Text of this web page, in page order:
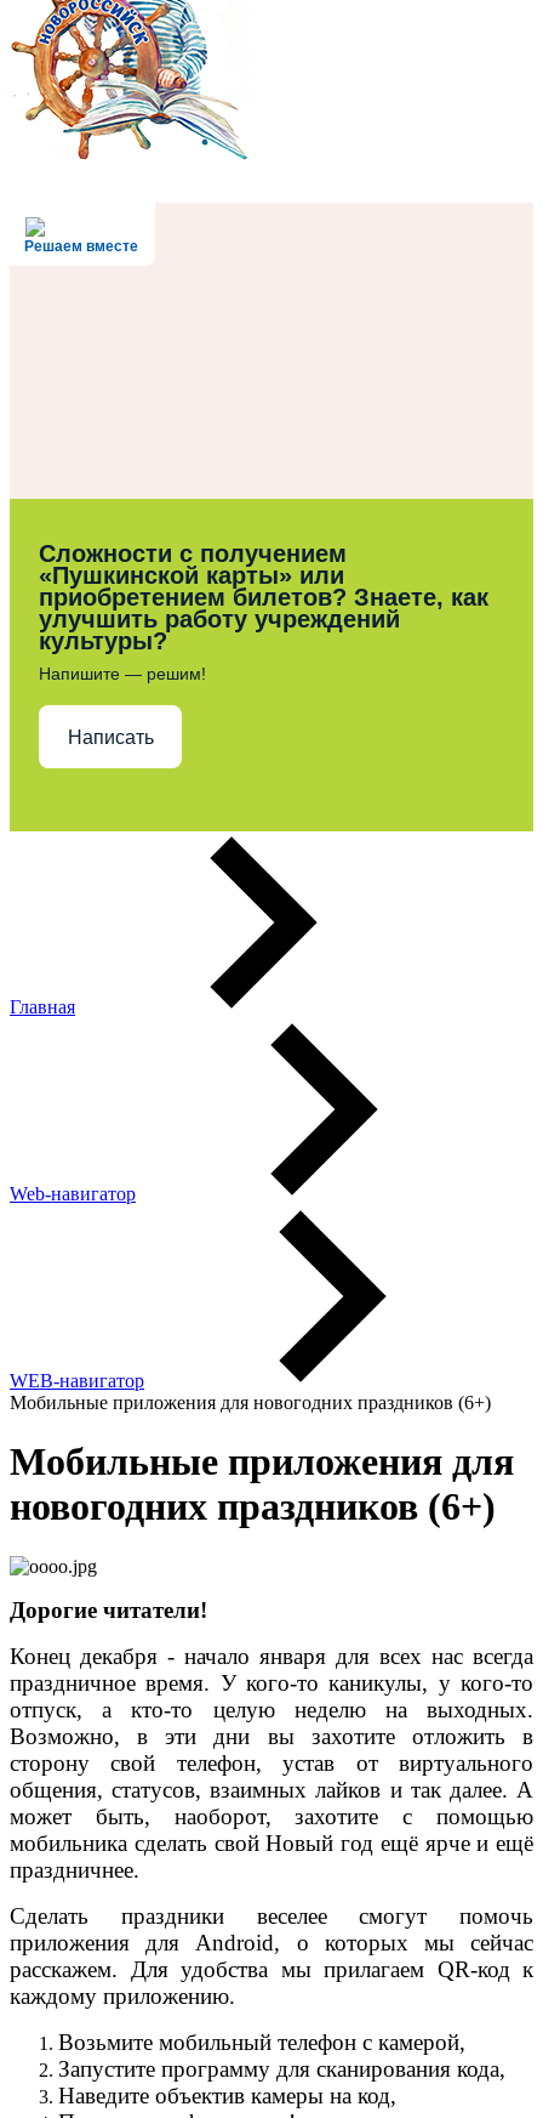
Решаем вместе
Сложности с получением
«Пушкинской карты» или
приобретением билетов? Знаете, как
улучшить работу учреждений
культуры?
Напишите — решим!
Написать
Главная
Web-навигатор
WEB-навигатор
Мобильные приложения для новогодних праздников (6+)
Мобильные приложения для
новогодних праздников (6+)
Дорогие читатели!
Конец декабря - начало января для всех нас всегда
праздничное время. У кого-то каникулы, у кого-то
отпуск, а кто-то целую неделю на выходных.
Возможно, в эти дни вы захотите отложить в
сторону свой телефон, устав от виртуального
общения, статусов, взаимных лайков и так далее. А
может быть, наоборот, захотите с помощью
мобильника сделать свой Новый год ещё ярче и ещё
праздничнее.
Сделать праздники веселее смогут помочь
приложения для Android, о которых мы сейчас
расскажем. Для удобства мы прилагаем QR-код к
каждому приложению.
Возьмите мобильный телефон с камерой,
Запустите программу для сканирования кода,
Наведите объектив камеры на код,